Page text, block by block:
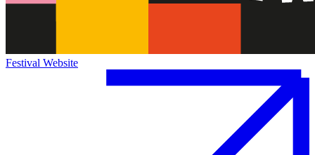
Festival Website